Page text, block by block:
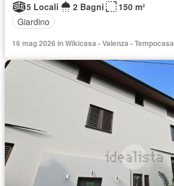
5 Locali
2 Bagni
150 m²
Giardino
16 mag 2026 in Wikicasa - Valenza - Tempocasa